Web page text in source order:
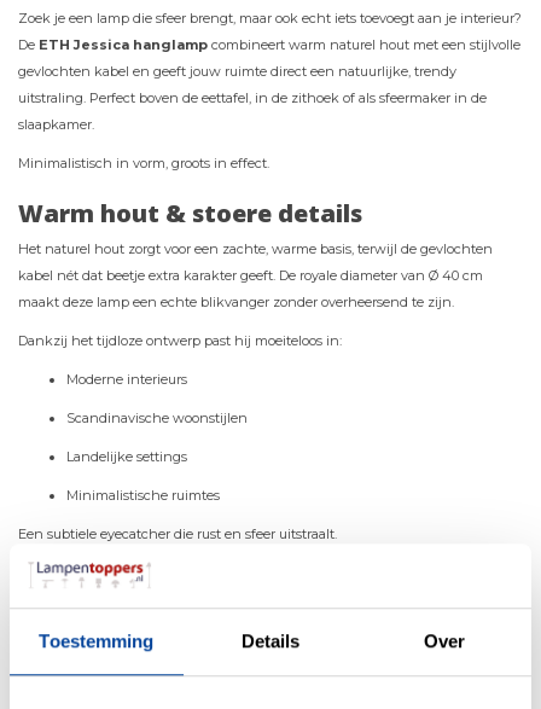
Toestemming Details Over
Zoek je een lamp die sfeer brengt, maar ook echt iets toevoegt aan je interieur?
De ETH Jessica hanglamp combineert warm naturel hout met een stijlvolle
gevlochten kabel en geeft jouw ruimte direct een natuurlijke, trendy
uitstraling. Perfect boven de eettafel, in de zithoek of als sfeermaker in de
slaapkamer.
Minimalistisch in vorm, groots in effect.
Warm hout & stoere details
Het naturel hout zorgt voor een zachte, warme basis, terwijl de gevlochten
kabel nét dat beetje extra karakter geeft. De royale diameter van Ø 40 cm
maakt deze lamp een echte blikvanger zonder overheersend te zijn.
Dankzij het tijdloze ontwerp past hij moeiteloos in:
Moderne interieurs
Scandinavische woonstijlen
Landelijke settings
Minimalistische ruimtes
Een subtiele eyecatcher die rust en sfeer uitstraalt.
Flexibel in gebruik, groots in sfeer
hoogte. Ideaal boven een eettafel of kookeiland.